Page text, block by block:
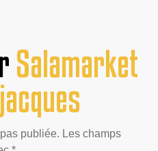
Salamarket
publiée. Les champs